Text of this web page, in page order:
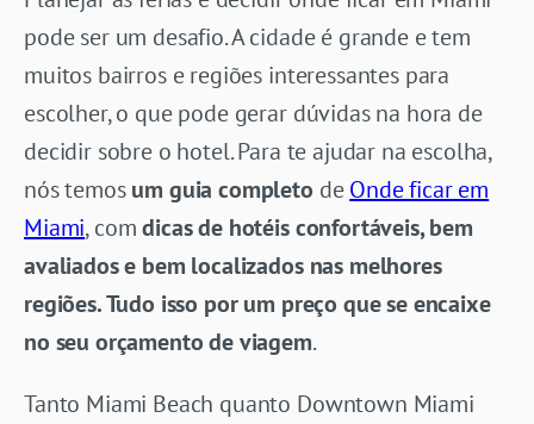
pode ser um desafio. A cidade é grande e tem
muitos bairros e regiões interessantes para
escolher, o que pode gerar dúvidas na hora de
decidir sobre o hotel. Para te ajudar na escolha,
nós temosum guia completo deOnde ficar em
Miami, comdicas de hotéis confortáveis, bem
avaliados e bem localizados nas melhores
regiões. Tudo isso por um preço que se encaixe
no seu orçamento de viagem.
Tanto Miami Beach quanto Downtown Miami